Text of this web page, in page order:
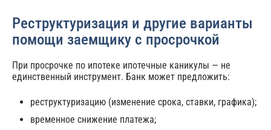
Реструктуризация и другие варианты
помощи заемщику с просрочкой
При просрочке по ипотеке ипотечные каникулы — не
единственный инструмент. Банк может предложить:
реструктуризацию (изменение срока, ставки, графика);
временное снижение платежа;